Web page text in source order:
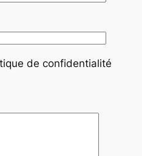
de confidentialité